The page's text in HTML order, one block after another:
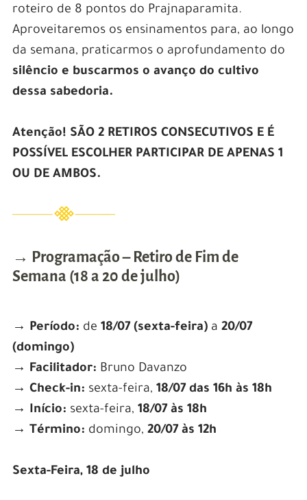
roteiro de 8 pontos do Prajnaparamita.
Aproveitaremos os ensinamentos para, ao longo
da semana, praticarmos o aprofundamento do
silêncio e buscarmos o avanço do cultivo
dessa sabedoria.
Atenção! SÃO 2 RETIROS CONSECUTIVOS E É
POSSÍVEL ESCOLHER PARTICIPAR DE APENAS 1
OU DE AMBOS.
→ Programação – Retiro de Fim de
Semana (18 a 20 de julho)
→ Período: de 18/07 (sexta-feira)a 20/07
(domingo)
→ Facilitador: Bruno Davanzo
→ Check-in: sexta-feira, 18/07 das 16h às 18h
→ Início: sexta-feira, 18/07 às 18h
→ Término: domingo, 20/07 às 12h
Sexta-Feira, 18 de julho